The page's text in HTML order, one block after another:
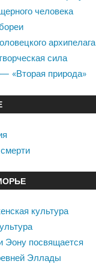
человека
архипелага
сила
«Вторая природа»
культура
Эону посвящается
Эллады